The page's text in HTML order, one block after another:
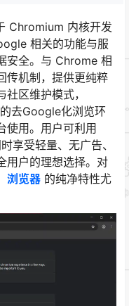
Chromium 内核开发
相关的功能与服
安全。与 Chrome 相
传机制，提供更纯粹
区维护模式，
去Google化浏览环
使用。用户可利用
享受轻量、无广告、
用户的理想选择。对
浏览器 的纯净特性尤